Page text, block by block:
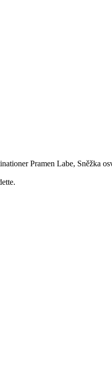
Pramen Labe, Sněžka